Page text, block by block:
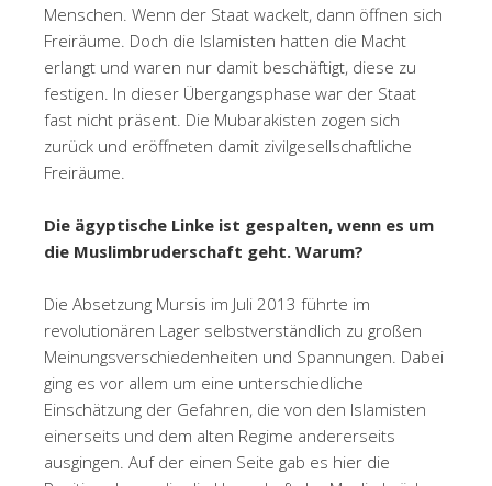
Menschen. Wenn der Staat wackelt, dann öffnen sich
Freiräume. Doch die Islamisten hatten die Macht
erlangt und waren nur damit beschäftigt, diese zu
festigen. In dieser Übergangsphase war der Staat
fast nicht präsent. Die Mubarakisten zogen sich
zurück und eröffneten damit zivilgesellschaftliche
Freiräume.
Die ägyptische Linke ist gespalten, wenn es um
die Muslimbruderschaft geht. Warum?
Die Absetzung Mursis im Juli 2013 führte im
revolutionären Lager selbstverständlich zu großen
Meinungsverschiedenheiten und Spannungen. Dabei
ging es vor allem um eine unterschiedliche
Einschätzung der Gefahren, die von den Islamisten
einerseits und dem alten Regime andererseits
ausgingen. Auf der einen Seite gab es hier die